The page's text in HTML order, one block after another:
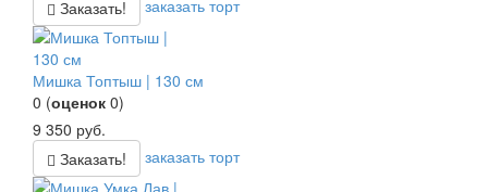
Заказать!
заказать торт
Мишка Топтыш | 130 см
0 (оценок 0)
9 350 руб.
Заказать!
заказать торт